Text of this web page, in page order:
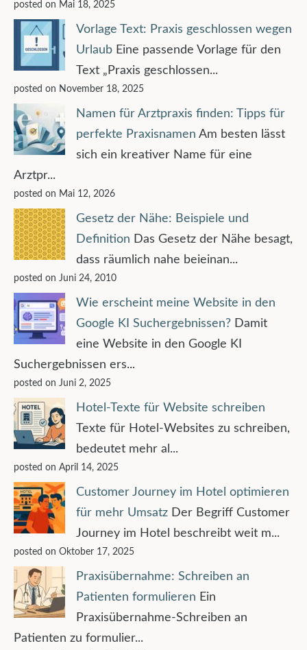
posted on Mai 18, 2025
Vorlage Text: Praxis geschlossen wegen
Urlaub Eine passende Vorlage für den
Text „Praxis geschlossen...
posted on November 18, 2025
Namen für Arztpraxis finden: Tipps für
perfekte Praxisnamen Am besten lässt
sich ein kreativer Name für eine
Arztpr...
posted on Mai 12, 2026
Gesetz der Nähe: Beispiele und
Definition Das Gesetz der Nähe besagt,
dass räumlich nahe beieinan...
posted on Juni 24, 2010
Wie erscheint meine Website in den
Google KI Suchergebnissen? Damit
eine Website in den Google KI
Suchergebnissen ers...
posted on Juni 2, 2025
Hotel-Texte für Website schreiben
Texte für Hotel-Websites zu schreiben,
bedeutet mehr al...
posted on April 14, 2025
Customer Journey im Hotel optimieren
für mehr Umsatz Der Begriff Customer
Journey im Hotel beschreibt weit m...
posted on Oktober 17, 2025
Praxisübernahme: Schreiben an
Patienten formulieren Ein
Praxisübernahme-Schreiben an
Patienten zu formulier...